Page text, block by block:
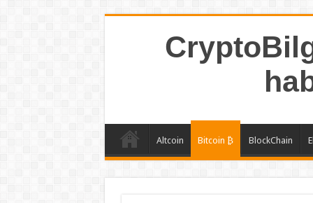
Altcoin Bitcoin ₿ BlockChain